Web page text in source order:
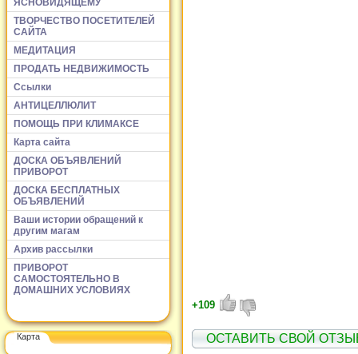
ТВОРЧЕСТВО ПОСЕТИТЕЛЕЙ
САЙТА
МЕДИТАЦИЯ
ПРОДАТЬ НЕДВИЖИМОСТЬ
Ссылки
АНТИЦЕЛЛЮЛИТ
ПОМОЩЬ ПРИ КЛИМАКСЕ
Карта сайта
ДОСКА ОБЪЯВЛЕНИЙ
ПРИВОРОТ
ДОСКА БЕСПЛАТНЫХ
ОБЪЯВЛЕНИЙ
Ваши истории обращений к
другим магам
Архив рассылки
ПРИВОРОТ
САМОСТОЯТЕЛЬНО В
ДОМАШНИХ УСЛОВИЯХ
Карта
+109
ОСТАВИТЬ СВОЙ